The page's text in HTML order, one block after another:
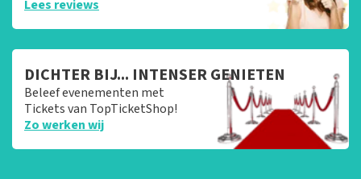
Lees reviews
DICHTER BIJ... INTENSER GENIETEN
Beleef evenementen met
Tickets van TopTicketShop!
Zo werken wij